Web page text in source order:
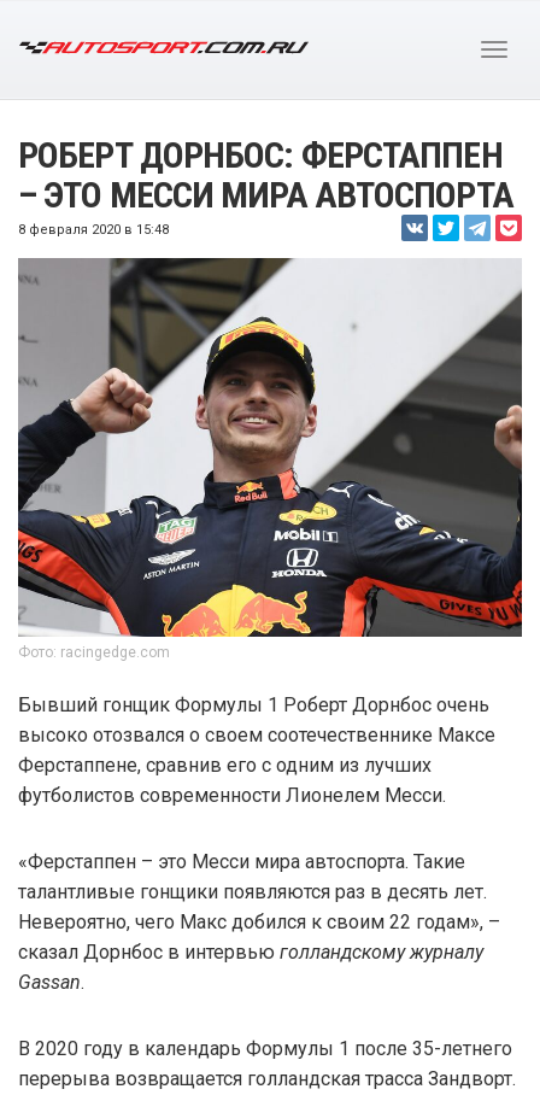
РОБЕРТ ДОРНБОС: ФЕРСТАППЕН
– ЭТО МЕССИ МИРА АВТОСПОРТА
8 февраля 2020 в 15:48
Фото: racingedge.com
Бывший гонщик Формулы 1 Роберт Дорнбос очень
высоко отозвался о своем соотечественнике Максе
Ферстаппене, сравнив его с одним из лучших
футболистов современности Лионелем Месси.
«Ферстаппен – это Месси мира автоспорта. Такие
талантливые гонщики появляются раз в десять лет.
Невероятно, чего Макс добился к своим 22 годам», –
сказал Дорнбос в интервью голландскому журналу
Gassan.
В 2020 году в календарь Формулы 1 после 35-летнего
перерыва возвращается голландская трасса Зандворт.